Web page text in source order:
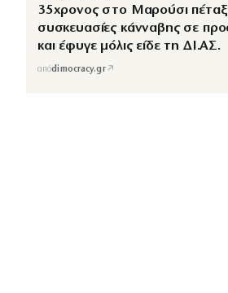
35χρονος στο Μαρούσι
συσκευασίες κάνναβης σε
και έφυγε μόλις είδε τη ΔΙ.ΑΣ.
απόdimocracy.gr↗